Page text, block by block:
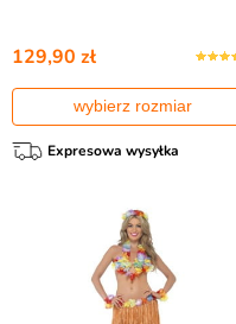
129,90 zł
wybierz rozmiar
Expresowa wysyłka